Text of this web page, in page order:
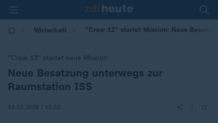
Wirtschaft "Crew 12" startet Mission: Neue
"Crew 12" startet neue Mission
:Neue Besatzung unterwegs zur
Raumstation ISS
13.02.2026 | 12:55